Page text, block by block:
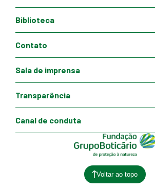
Biblioteca
Contato
Sala de imprensa
Transparência
Canal de conduta
Voltar ao topo